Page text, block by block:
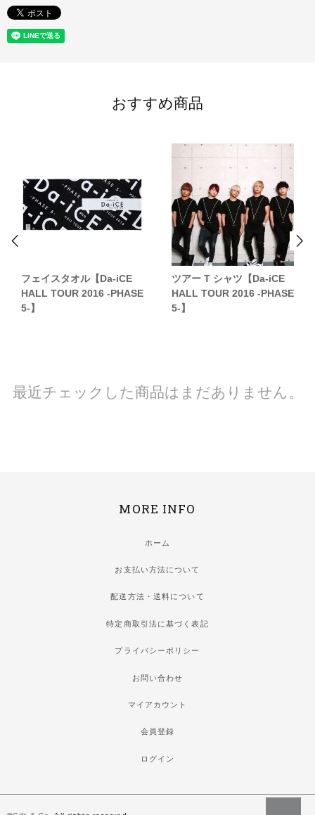
おすすめ商品
フェイスタオル【Da-iCE
HALL TOUR 2016 -PHASE
5-】
ツアー T シャツ【Da-iCE
HALL TOUR 2016 -PHASE
5-】
最近チェックした商品はまだありません。
MORE INFO
ホーム
お支払い方法について
配送方法・送料について
特定商取引法に基づく表記
プライバシーポリシー
お問い合わせ
マイアカウント
会員登録
ログイン